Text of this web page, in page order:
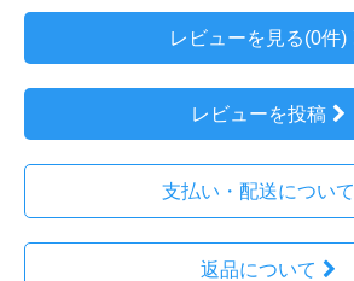
レビューを見る(0件)
レビューを投稿
支払い・配送について
返品について